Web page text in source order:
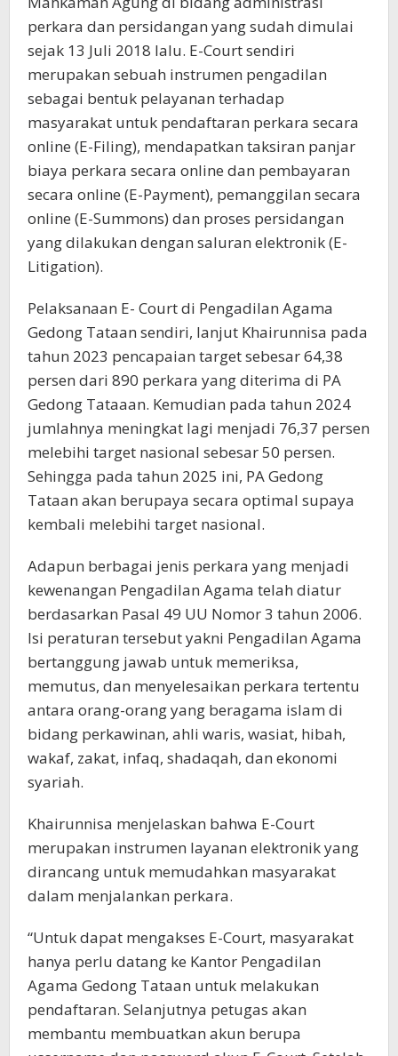
perkara dan persidangan yang sudah dimulai
sejak 13 Juli 2018 lalu. E-Court sendiri
merupakan sebuah instrumen pengadilan
sebagai bentuk pelayanan terhadap
masyarakat untuk pendaftaran perkara secara
online (E-Filing), mendapatkan taksiran panjar
biaya perkara secara online dan pembayaran
secara online (E-Payment), pemanggilan secara
online (E-Summons) dan proses persidangan
yang dilakukan dengan saluran elektronik (E-
Litigation).
Pelaksanaan E- Court di Pengadilan Agama
Gedong Tataan sendiri, lanjut Khairunnisa pada
tahun 2023 pencapaian target sebesar 64,38
persen dari 890 perkara yang diterima di PA
Gedong Tataaan. Kemudian pada tahun 2024
jumlahnya meningkat lagi menjadi 76,37 persen
melebihi target nasional sebesar 50 persen.
Sehingga pada tahun 2025 ini, PA Gedong
Tataan akan berupaya secara optimal supaya
kembali melebihi target nasional.
Adapun berbagai jenis perkara yang menjadi
kewenangan Pengadilan Agama telah diatur
berdasarkan Pasal 49 UU Nomor 3 tahun 2006.
Isi peraturan tersebut yakni Pengadilan Agama
bertanggung jawab untuk memeriksa,
memutus, dan menyelesaikan perkara tertentu
antara orang-orang yang beragama islam di
bidang perkawinan, ahli waris, wasiat, hibah,
wakaf, zakat, infaq, shadaqah, dan ekonomi
syariah.
Khairunnisa menjelaskan bahwa E-Court
merupakan instrumen layanan elektronik yang
dirancang untuk memudahkan masyarakat
dalam menjalankan perkara.
“Untuk dapat mengakses E-Court, masyarakat
hanya perlu datang ke Kantor Pengadilan
Agama Gedong Tataan untuk melakukan
pendaftaran. Selanjutnya petugas akan
membantu membuatkan akun berupa